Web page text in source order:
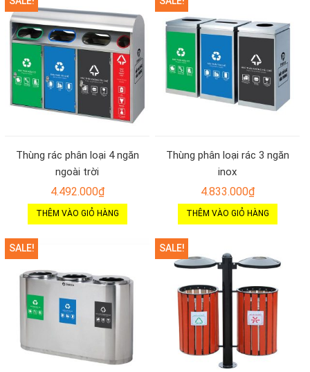
Thùng rác phân loại 4 ngăn
ngoài trời
4.492.000₫
THÊM VÀO GIỎ HÀNG
Thùng phân loại rác 3 ngăn
inox
4.833.000₫
THÊM VÀO GIỎ HÀNG
SALE! SALE!